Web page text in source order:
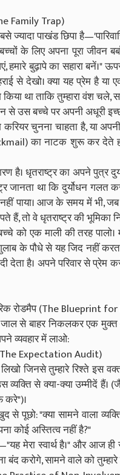
Family Trap)
ज्यादा पाखंड छिपा
के लिए अपना पूरा जीवन
हमारे बुढ़ापे का सहारा बनें।"
से देखो। क्या यह प्रेम है या
था ताकि तुम्हारा वंश चले,
से उस बच्चे पर अपनी अधूरी
चुनना चाहता है, या
का नाटक शुरू कर देते
है। धृतराष्ट्र का अपने पुत्र
था कि दुर्योधन गलत
पाया। आज के समय में भी, जब
हैं, तो वे धृतराष्ट्र की भूमिका
को एक माली की तरह
के पौधे से यह जिद नहीं
देता है। अपने परिवार से प्रेम
रोडमैप (The Blueprint
से बाहर निकलकर एक
व्यवहार में लाओ:
Expectation Audit)
जिनसे तुम्हारे रिश्ते इस
व्यक्ति से क्या-क्या उम्मीदें
करे")।
पूछो: "क्या सामने वाला
कोई अस्तित्व नहीं है?"
मेरा स्वार्थ है।" और आज ही
बंद करोगे, सामने वाले को